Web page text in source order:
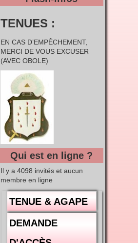
TENUES :
EN CAS D’EMPÊCHEMENT,
MERCI DE VOUS EXCUSER
(AVEC OBOLE)
Qui est en ligne ?
Il y a 4098 invités et aucun
membre en ligne
TENUE & AGAPE
DEMANDE